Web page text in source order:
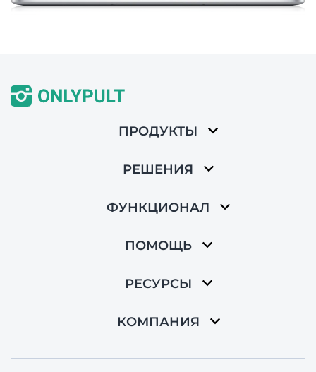
ПРОДУКТЫ
РЕШЕНИЯ
ФУНКЦИОНАЛ
ПОМОЩЬ
РЕСУРСЫ
КОМПАНИЯ